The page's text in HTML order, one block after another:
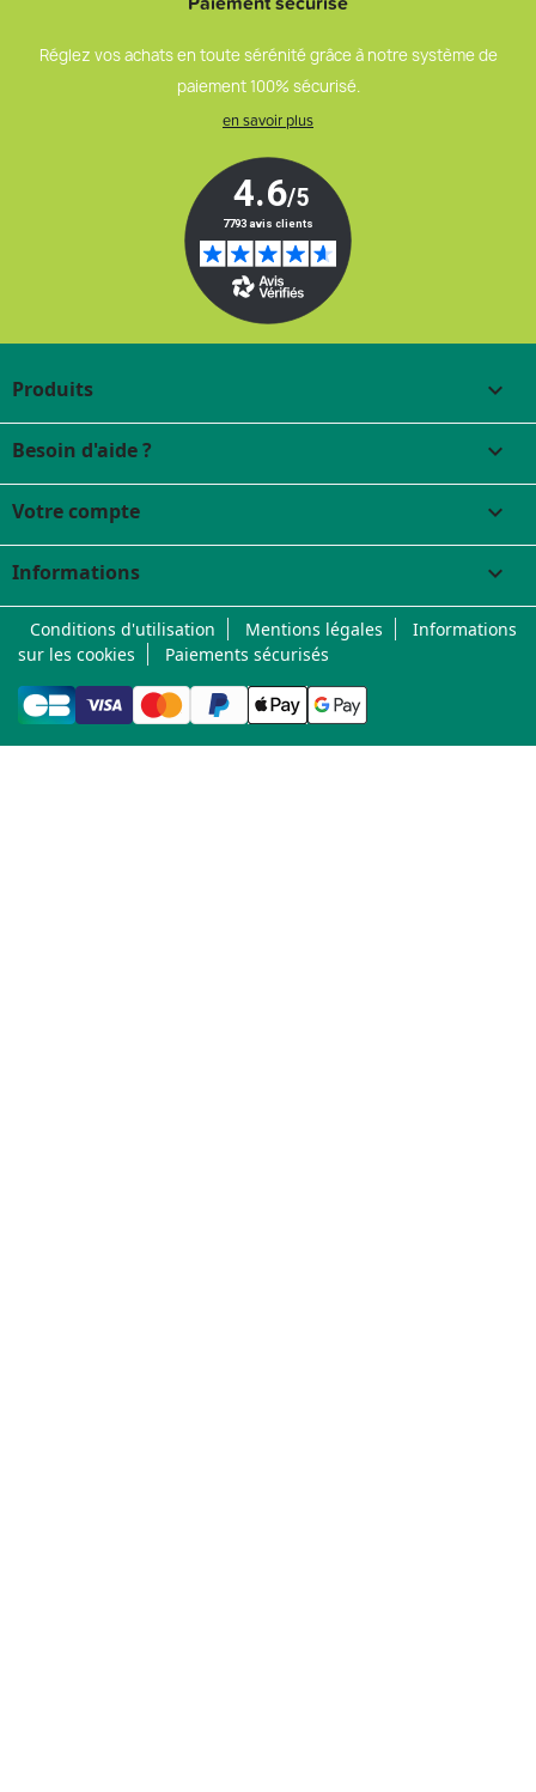
Réglez vos achats en toute sérénité grâce à notre système de
paiement 100% sécurisé.
en savoir plus
Produits 
Besoin d'aide ? 
Votre compte 
Informations keyboard_arrow_down
Conditions d'utilisation Mentions légales
Informations
sur les cookies
Paiements sécurisés